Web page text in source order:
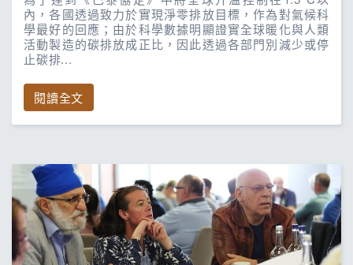
內，各國透過致力於實現淨零排放目標，作為對氣候科
學最好的回應；由於科學數據明顯證實全球暖化與人類
活動製造的碳排放成正比，因此透過各部門別減少或停
止碳排...
閱讀全文